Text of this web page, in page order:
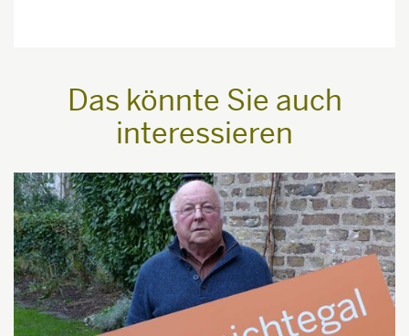
Das könnte Sie auch
interessieren